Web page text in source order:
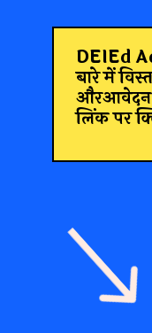
DEIEd
बारे में
औरआवेदन
लिंक पर